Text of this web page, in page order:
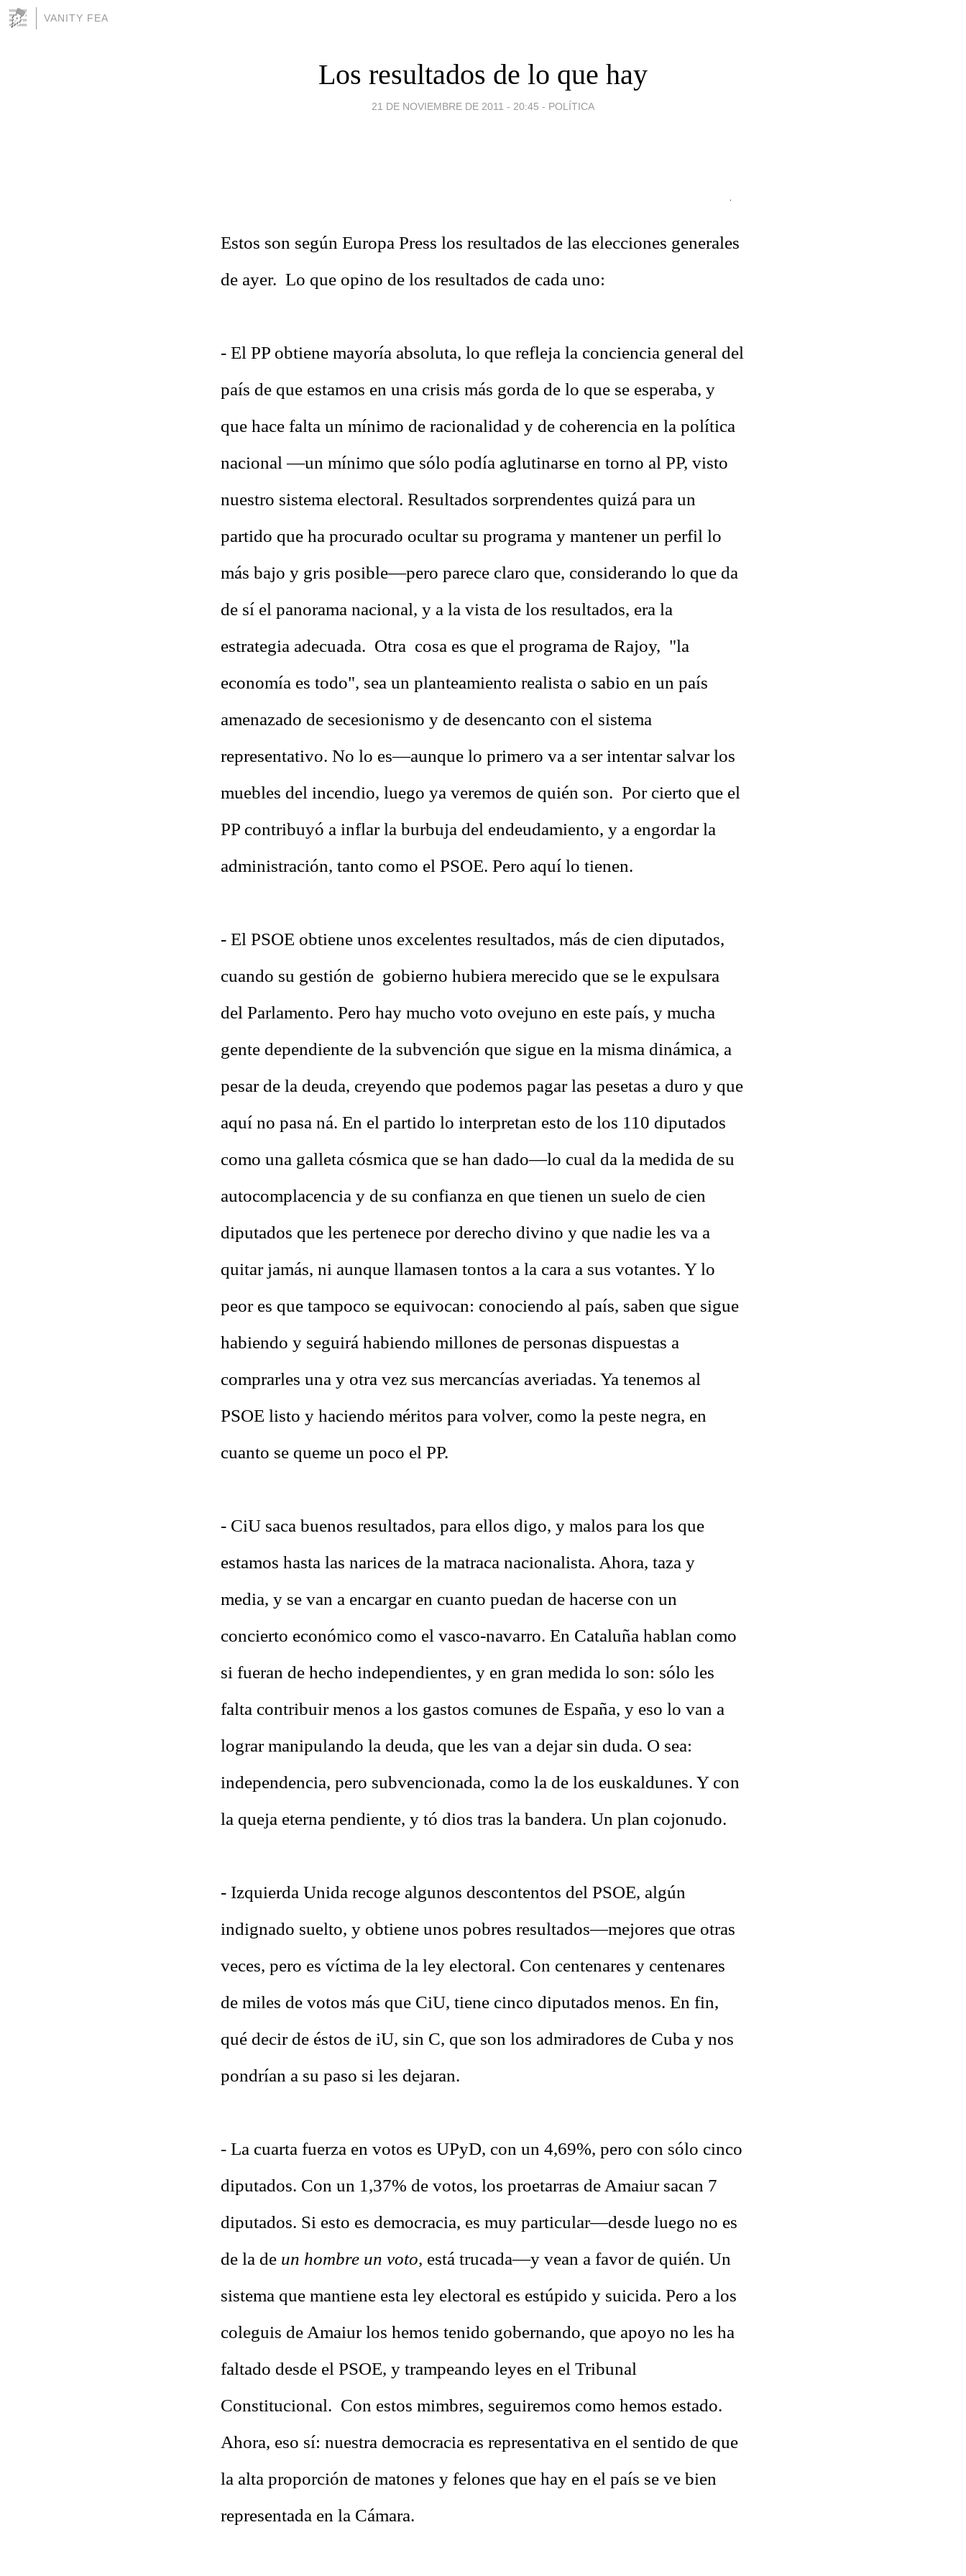
VANITY FEA
Los resultados de lo que hay
21 DE NOVIEMBRE DE 2011 - 20:45 - POLÍTICA
Estos son según Europa Press los resultados de las elecciones generales
de ayer. Lo que opino de los resultados de cada uno:
- El PP obtiene mayoría absoluta, lo que refleja la conciencia general del
país de que estamos en una crisis más gorda de lo que se esperaba, y
que hace falta un mínimo de racionalidad y de coherencia en la política
nacional —un mínimo que sólo podía aglutinarse en torno al PP, visto
nuestro sistema electoral. Resultados sorprendentes quizá para un
partido que ha procurado ocultar su programa y mantener un perfil lo
más bajo y gris posible—pero parece claro que, considerando lo que da
de sí el panorama nacional, y a la vista de los resultados, era la
estrategia adecuada. Otra cosa es que el programa de Rajoy, "la
economía es todo", sea un planteamiento realista o sabio en un país
amenazado de secesionismo y de desencanto con el sistema
representativo. No lo es—aunque lo primero va a ser intentar salvar los
muebles del incendio, luego ya veremos de quién son. Por cierto que el
PP contribuyó a inflar la burbuja del endeudamiento, y a engordar la
administración, tanto como el PSOE. Pero aquí lo tienen.
- El PSOE obtiene unos excelentes resultados, más de cien diputados,
cuando su gestión de gobierno hubiera merecido que se le expulsara
del Parlamento. Pero hay mucho voto ovejuno en este país, y mucha
gente dependiente de la subvención que sigue en la misma dinámica, a
pesar de la deuda, creyendo que podemos pagar las pesetas a duro y que
aquí no pasa ná. En el partido lo interpretan esto de los 110 diputados
como una galleta cósmica que se han dado—lo cual da la medida de su
autocomplacencia y de su confianza en que tienen un suelo de cien
diputados que les pertenece por derecho divino y que nadie les va a
quitar jamás, ni aunque llamasen tontos a la cara a sus votantes. Y lo
peor es que tampoco se equivocan: conociendo al país, saben que sigue
habiendo y seguirá habiendo millones de personas dispuestas a
comprarles una y otra vez sus mercancías averiadas. Ya tenemos al
PSOE listo y haciendo méritos para volver, como la peste negra, en
cuanto se queme un poco el PP.
- CiU saca buenos resultados, para ellos digo, y malos para los que
estamos hasta las narices de la matraca nacionalista. Ahora, taza y
media, y se van a encargar en cuanto puedan de hacerse con un
concierto económico como el vasco-navarro. En Cataluña hablan como
si fueran de hecho independientes, y en gran medida lo son: sólo les
falta contribuir menos a los gastos comunes de España, y eso lo van a
lograr manipulando la deuda, que les van a dejar sin duda. O sea:
independencia, pero subvencionada, como la de los euskaldunes. Y con
la queja eterna pendiente, y tó dios tras la bandera. Un plan cojonudo.
- Izquierda Unida recoge algunos descontentos del PSOE, algún
indignado suelto, y obtiene unos pobres resultados—mejores que otras
veces, pero es víctima de la ley electoral. Con centenares y centenares
de miles de votos más que CiU, tiene cinco diputados menos. En fin,
qué decir de éstos de iU, sin C, que son los admiradores de Cuba y nos
pondrían a su paso si les dejaran.
- La cuarta fuerza en votos es UPyD, con un 4,69%, pero con sólo cinco
diputados. Con un 1,37% de votos, los proetarras de Amaiur sacan 7
diputados. Si esto es democracia, es muy particular—desde luego no es
de la de un hombre un voto, está trucada—y vean a favor de quién. Un
sistema que mantiene esta ley electoral es estúpido y suicida. Pero a los
coleguis de Amaiur los hemos tenido gobernando, que apoyo no les ha
faltado desde el PSOE, y trampeando leyes en el Tribunal
Constitucional. Con estos mimbres, seguiremos como hemos estado.
Ahora, eso sí: nuestra democracia es representativa en el sentido de que
la alta proporción de matones y felones que hay en el país se ve bien
representada en la Cámara.